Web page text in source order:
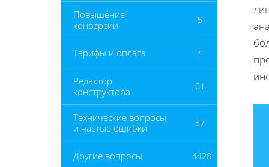
Повышение
конверсии
5
Тарифы и оплата 4
Редактор
конструктора
61
Технические вопросы
и частые ошибки
87
Другие вопросы 4428